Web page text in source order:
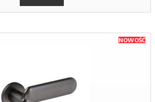
NOWOŚĆ